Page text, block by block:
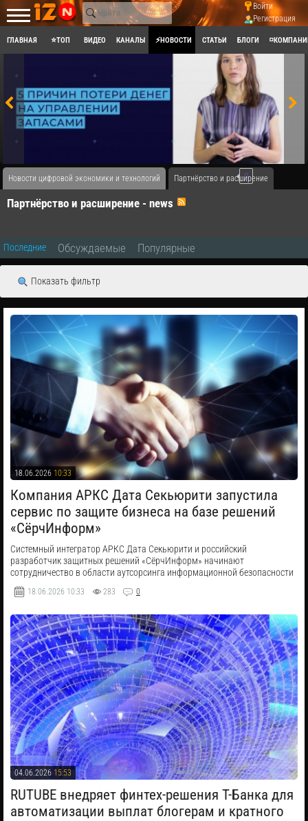
Войти
Регистрация
ГЛАВНАЯ ⭐ТОП ВИДЕО КАНАЛЫ ⚡НОВОСТИ СТАТЬИ БЛОГИ
Новости цифровой экономики и технологий Партнёрство и расширение
0
Партнёрство и расширение - news
Последние Обсуждаемые Популярные
Показать фильтр
18.06.2026 10:33
Компания АРКС Дата Секьюрити запустила
сервис по защите бизнеса на базе решений
«СёрчИнформ»
Системный интегратор АРКС Дата Секьюрити и российский
разработчик защитных решений «СёрчИнформ» начинают
сотрудничество в области аутсорсинга информационной безопасности
18.06.2026 10:33 283 0
04.06.2026 15:53
RUTUBE внедряет финтех-решения Т-Банка для
автоматизации выплат блогерам и кратного